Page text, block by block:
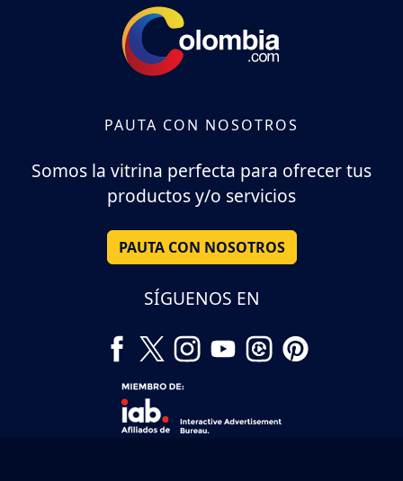
PAUTA CON NOSOTROS
Somos la vitrina perfecta para ofrecer tus
productos y/o servicios
PAUTA CON NOSOTROS
SÍGUENOS EN